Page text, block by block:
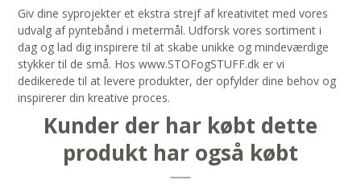
Giv dine syprojekter et ekstra strejf af kreativitet med vores
udvalg af pyntebånd i metermål. Udforsk vores sortiment i
dag og lad dig inspirere til at skabe unikke og mindeværdige
stykker til de små. Hos www.STOFogSTUFF.dk er vi
dedikerede til at levere produkter, der opfylder dine behov og
inspirerer din kreative proces.
Kunder der har købt dette
produkt har også købt